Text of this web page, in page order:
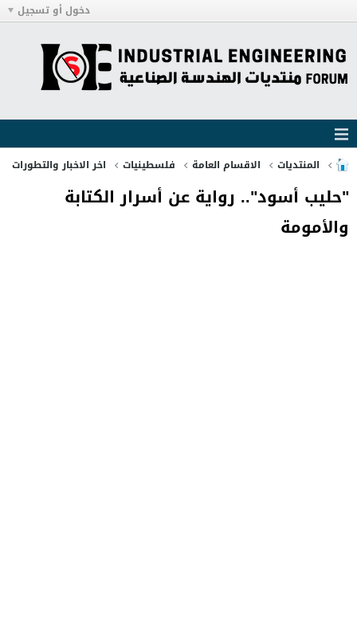
دخول أو تسجيل
المنتديات الاقسام العامة فلسطينيات اخر الاخبار والتطورات
"حليب أسود".. رواية عن أسرار الكتابة
والأمومة